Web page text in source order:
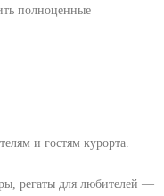
полноценные
и гостям курорта.
регаты для любителей —